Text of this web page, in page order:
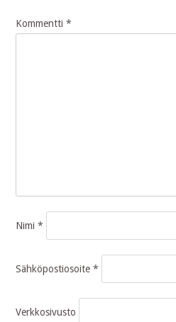
Kommentti*
Nimi*
Sähköpostiosoite*
Verkkosivusto